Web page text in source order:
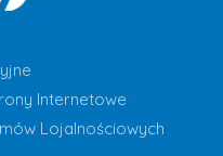
Internetowe
Lojalnościowych